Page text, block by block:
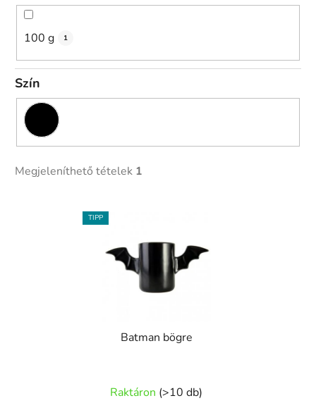
100 g 1
Szín
Megjeleníthető tételek 1
TIPP
Batman bögre
Raktáron (>10 db)